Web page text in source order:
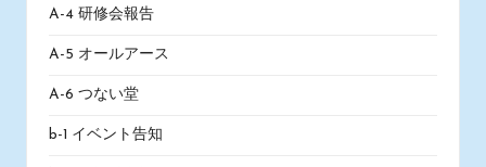
A-4 研修会報告
A-5 オールアース
A-6 つない堂
b-1 イベント告知